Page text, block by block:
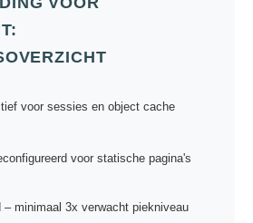
voor sessies en object cache
voor statische pagina's
– minimaal 3x verwacht piekniveau